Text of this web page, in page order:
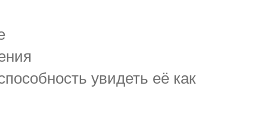
увидеть её как